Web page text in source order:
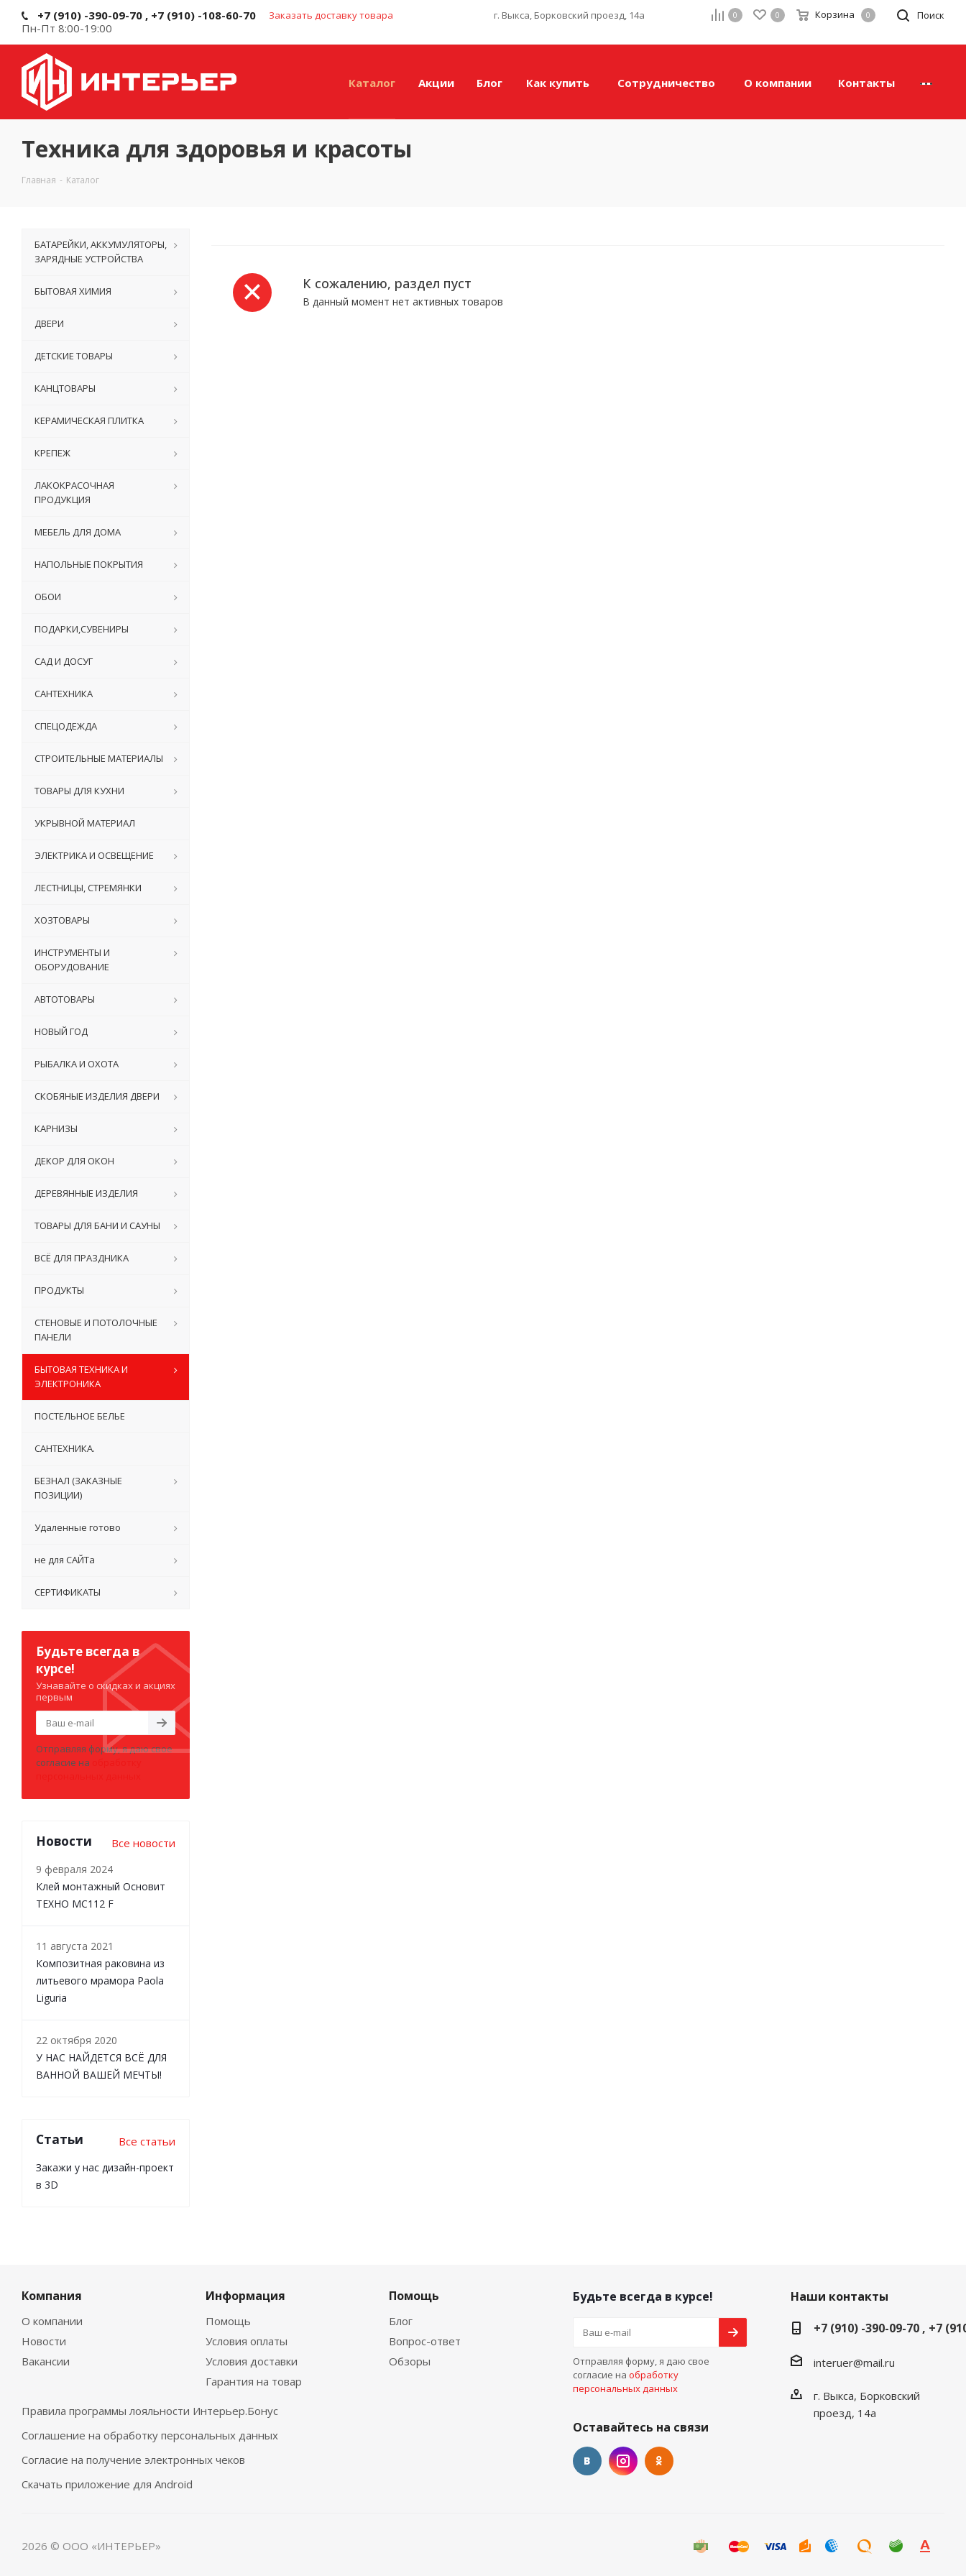
+7 (910) -390-09-70 , +7 (910) -108-60-70 Заказать доставку товара
Пн-Пт 8:00-19:00
г. Выкса, Борковский проезд, 14а Поиск
0 0 Корзина 0
Каталог Акции Блог Как купить Сотрудничество О компании Контакты
Техника для здоровья и красоты
Главная - Каталог
К сожалению, раздел пуст
В данный момент нет активных товаров
БАТАРЕЙКИ, АККУМУЛЯТОРЫ,
ЗАРЯДНЫЕ УСТРОЙСТВА
БЫТОВАЯ ХИМИЯ
ДВЕРИ
ДЕТСКИЕ ТОВАРЫ
КАНЦТОВАРЫ
КЕРАМИЧЕСКАЯ ПЛИТКА
КРЕПЕЖ
ЛАКОКРАСОЧНАЯ
ПРОДУКЦИЯ
МЕБЕЛЬ ДЛЯ ДОМА
НАПОЛЬНЫЕ ПОКРЫТИЯ
ОБОИ
ПОДАРКИ,СУВЕНИРЫ
САД И ДОСУГ
САНТЕХНИКА
СПЕЦОДЕЖДА
СТРОИТЕЛЬНЫЕ МАТЕРИАЛЫ
ТОВАРЫ ДЛЯ КУХНИ
УКРЫВНОЙ МАТЕРИАЛ
ЭЛЕКТРИКА И ОСВЕЩЕНИЕ
ЛЕСТНИЦЫ, СТРЕМЯНКИ
ХОЗТОВАРЫ
ИНСТРУМЕНТЫ И
ОБОРУДОВАНИЕ
АВТОТОВАРЫ
НОВЫЙ ГОД
РЫБАЛКА И ОХОТА
СКОБЯНЫЕ ИЗДЕЛИЯ ДВЕРИ
КАРНИЗЫ
ДЕКОР ДЛЯ ОКОН
ДЕРЕВЯННЫЕ ИЗДЕЛИЯ
ТОВАРЫ ДЛЯ БАНИ И САУНЫ
ВСЁ ДЛЯ ПРАЗДНИКА
ПРОДУКТЫ
СТЕНОВЫЕ И ПОТОЛОЧНЫЕ
ПАНЕЛИ
БЫТОВАЯ ТЕХНИКА И
ЭЛЕКТРОНИКА
ПОСТЕЛЬНОЕ БЕЛЬЕ
САНТЕХНИКА.
БЕЗНАЛ (ЗАКАЗНЫЕ
ПОЗИЦИИ)
Удаленные готово
не для САЙТа
СЕРТИФИКАТЫ
Будьте всегда в
курсе!
Узнавайте о скидках и акциях
первым
Отправляя форму, я даю свое
согласие на
Новости Все новости
9 февраля 2024
Клей монтажный Основит
ТЕХНО MC112 F
11 августа 2021
Композитная раковина из
литьевого мрамора Paola
Liguria
22 октября 2020
У НАС НАЙДЕТСЯ ВСЁ ДЛЯ
ВАННОЙ ВАШЕЙ МЕЧТЫ!
Статьи Все статьи
Закажи у нас дизайн-проект
в 3D
Компания
О компании
Новости
Вакансии
Информация
Помощь
Условия оплаты
Условия доставки
Гарантия на товар
Помощь
Блог
Вопрос-ответ
Обзоры
Правила программы лояльности Интерьер.Бонус
Соглашение на обработку персональных данных
Согласие на получение электронных чеков
Скачать приложение для Android
Будьте всегда в курсе!
Отправляя форму, я даю свое
согласие на обработку
персональных данных
Оставайтесь на связи
Наши контакты
+7 (910) -390-09-70 , +7
interuer@mail.ru
г. Выкса, Борковский
проезд, 14а
2026 © ООО «ИНТЕРЬЕР»